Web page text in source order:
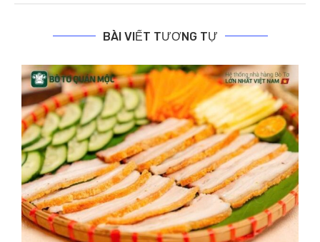
BÀI VIẾT TƯƠNG TỰ